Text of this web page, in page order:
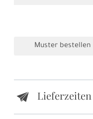
Muster bestellen
e